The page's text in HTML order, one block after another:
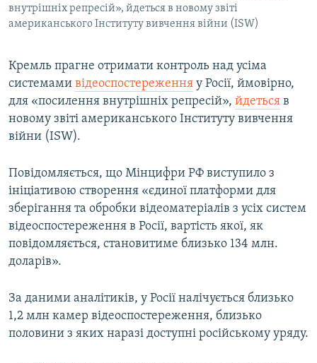
внутрішніх репресій», йдеться в новому звіті
американського Інституту вивчення війни (ІSW)
Кремль прагне отримати контроль над усіма
системами відеоспостереження у Росії, ймовірно,
для «посилення внутрішніх репресій», йдеться в
новому звіті американського Інституту вивчення
війни (ІSW).
Повідомляється, що Мінцифри РФ виступило з
ініціативою створення «єдиної платформи для
зберігання та обробки відеоматеріалів з усіх систем
відеоспостереження в Росії, вартість якої, як
повідомляється, становитиме близько 134 млн.
доларів».
За даними аналітиків, у Росії налічується близько
1,2 млн камер відеоспостереження, близько
половини з яких наразі доступні російському уряду.